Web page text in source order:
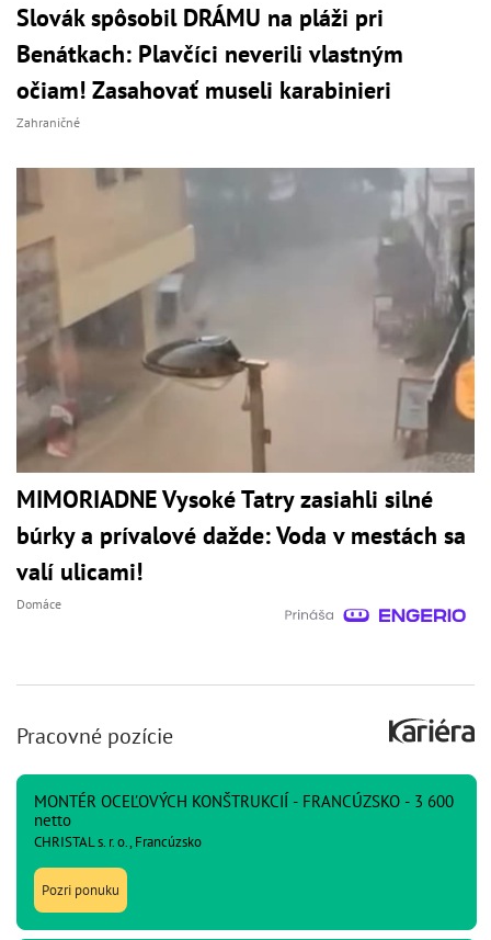
Slovák spôsobil DRÁMU na pláži pri
Benátkach: Plavčíci neverili vlastným
očiam! Zasahovať museli karabinieri
Zahraničné
MIMORIADNE Vysoké Tatry zasiahli silné
búrky a prívalové dažde: Voda v mestách sa
valí ulicami!
Domáce
Pracovné pozície
MONTÉR OCEĽOVÝCH KONŠTRUKCIÍ - FRANCÚZSKO - 3 600
netto
CHRISTAL s. r. o., Francúzsko
Pozri ponuku